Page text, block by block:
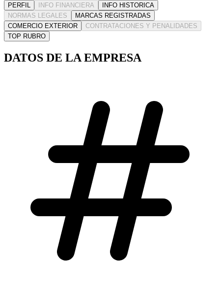
PERFIL INFO FINANCIERA
INFO HISTORICA
NORMAS LEGALES
MARCAS REGISTRADAS
COMERCIO EXTERIOR
CONTRATACIONES Y PENALIDADES
TOP RUBRO
DATOS DE LA EMPRESA